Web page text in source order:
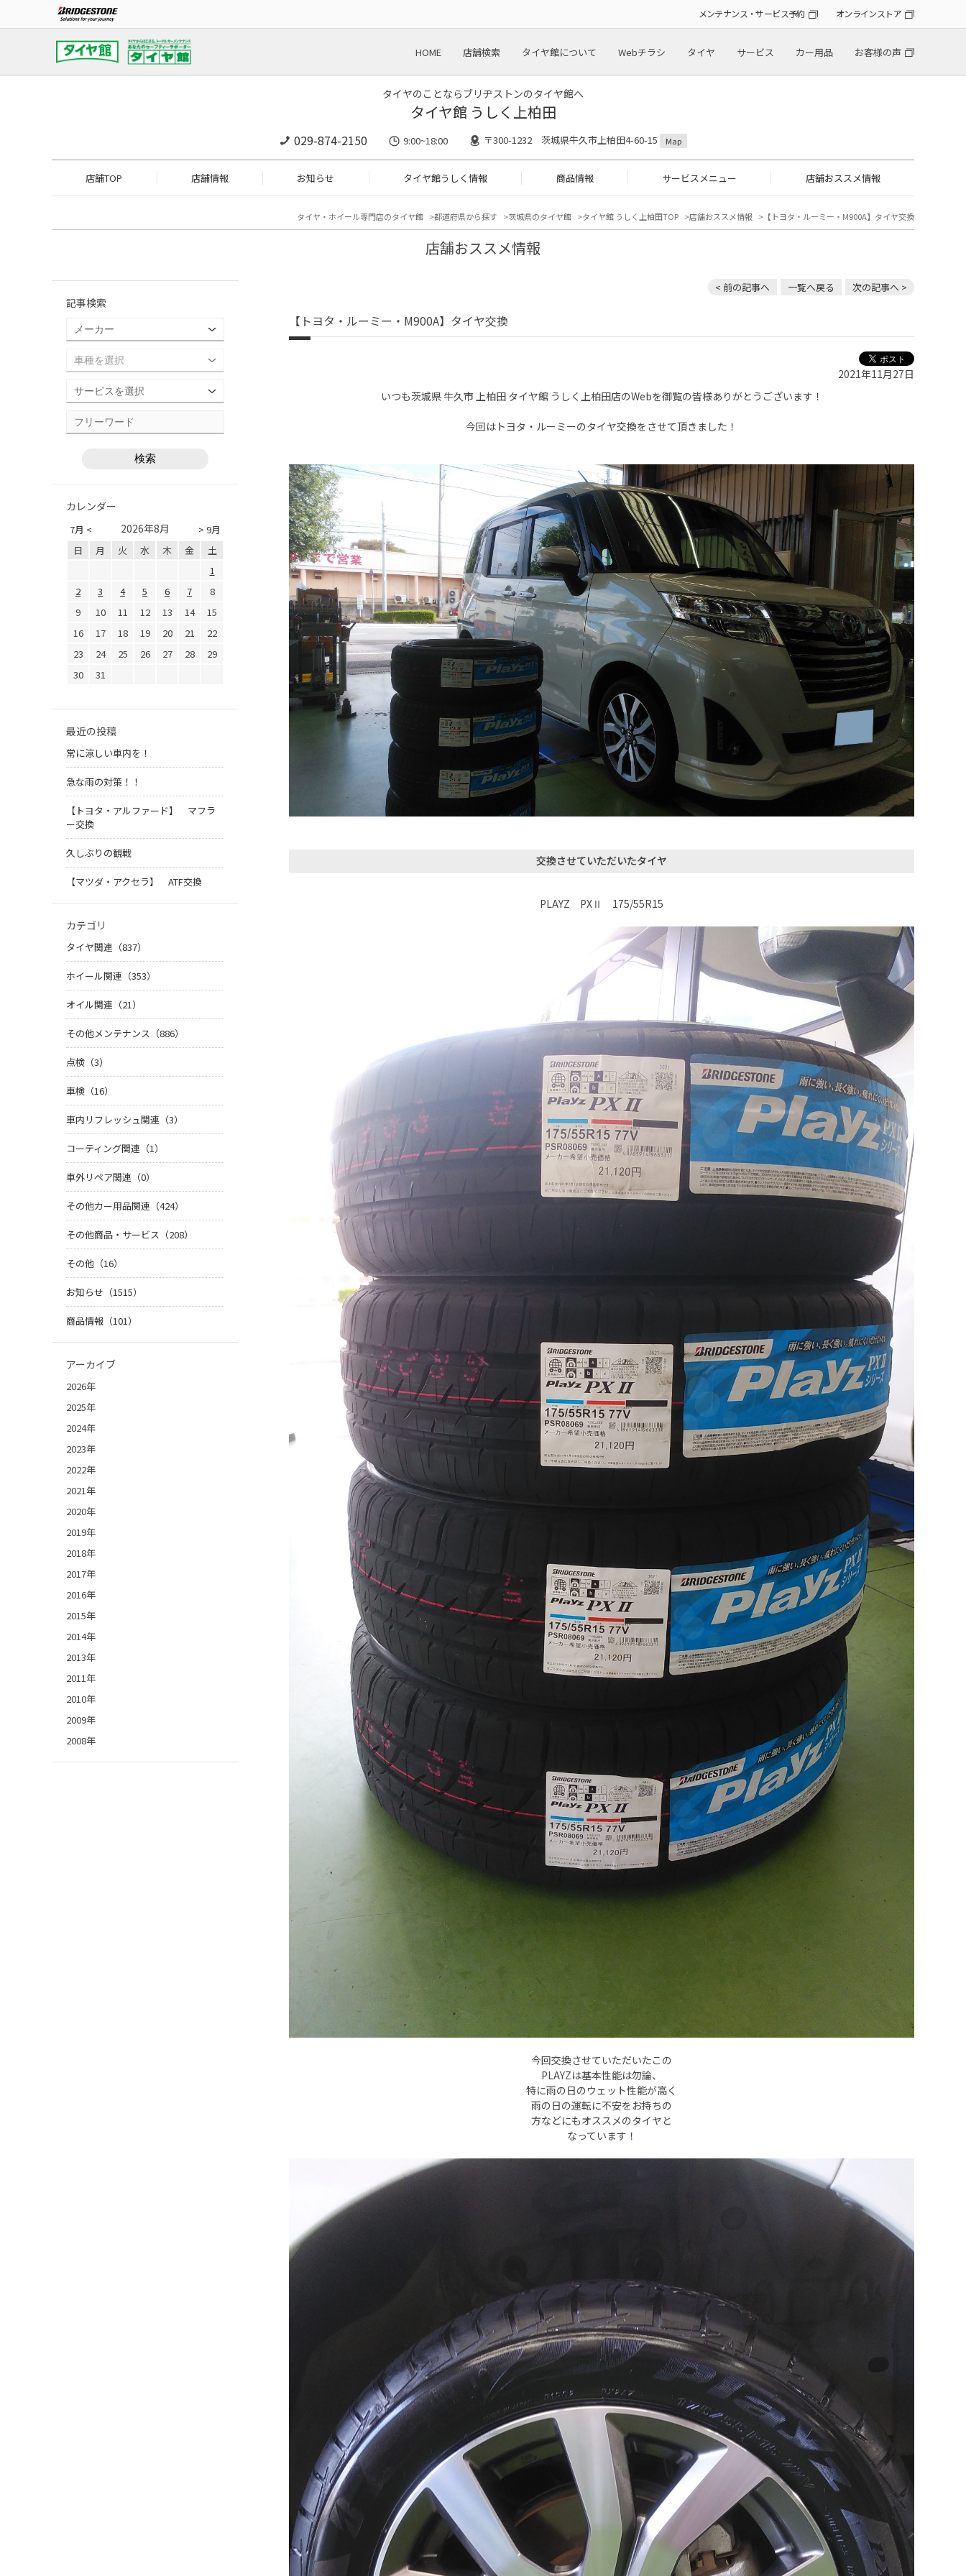
メンテナンス・サービス予約 オンラインストア
HOME 店舗検索 タイヤ館について Webチラシ タイヤ サービス カー用品 お客様の声
タイヤのことならブリヂストンのタイヤ館へ
タイヤ館 うしく上柏田
029-874-2150 9:00~18:00 〒300-1232 茨城県牛久市上柏田4-60-15 Map
店舗TOP 店舗情報 お知らせ タイヤ館うしく情報 商品情報 サービスメニュー 店舗おススメ情報
タイヤ・ホイール専門店のタイヤ館 都道府県から探す 茨城県のタイヤ館 タイヤ館 うしく上柏田TOP 店舗おススメ情報 【トヨタ・ルーミー・M900A】タイヤ交換
店舗おススメ情報
< 前の記事へ 一覧へ戻る 次の記事へ >
【トヨタ・ルーミー・M900A】タイヤ交換
2021年11月27日
いつも茨城県 牛久市 上柏田 タイヤ館 うしく上柏田店のWebを御覧の皆様ありがとうございます！
今回はトヨタ・ルーミーのタイヤ交換をさせて頂きました！
交換させていただいたタイヤ
PLAYZ PXⅡ 175/55R15
今回交換させていただいたこの
PLAYZは基本性能は勿論、
特に雨の日のウェット性能が高く
雨の日の運転に不安をお持ちの
方などにもオススメのタイヤと
なっています！
記事検索
カレンダー
7月 < > 9月
2026年8月
日 月 火 水 木 金
土
1
2
3 4 5 6 7
8
9
10 11 12 13 14
15
16
17 18 19 20 21
22
23
24 25 26 27 28
29
30
31
最近の投稿
常に涼しい車内を！
急な雨の対策！！
【トヨタ・アルファード】 マフラ
ー交換
久しぶりの観戦
【マツダ・アクセラ】 ATF交換
カテゴリ
タイヤ関連（837）
ホイール関連（353）
オイル関連（21）
その他メンテナンス（886）
点検（3）
車検（16）
車内リフレッシュ関連（3）
コーティング関連（1）
車外リペア関連（0）
その他カー用品関連（424）
その他商品・サービス（208）
その他（16）
お知らせ（1515）
商品情報（101）
アーカイブ
2026年
2025年
2024年
2023年
2022年
2021年
2020年
2019年
2018年
2017年
2016年
2015年
2014年
2013年
2011年
2010年
2009年
2008年